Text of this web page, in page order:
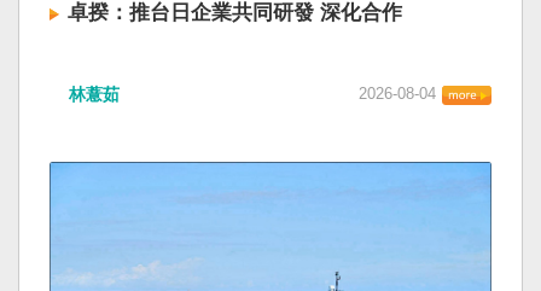
卓揆：推台日企業共同研發 深化合作
林薏茹 2026-08-04